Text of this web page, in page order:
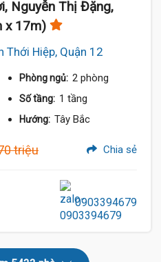
Nguyễn Thị Đặng,
x 17m)
Thới Hiệp, Quận 12
Phòng ngủ: 2 phòng
Số tầng: 1 tầng
Hướng: Tây Bắc
triệu Chia sẻ
0903394679